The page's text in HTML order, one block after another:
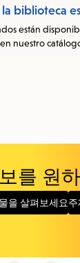
biblioteca
están
nuestro
를 원
을 살펴보세요주